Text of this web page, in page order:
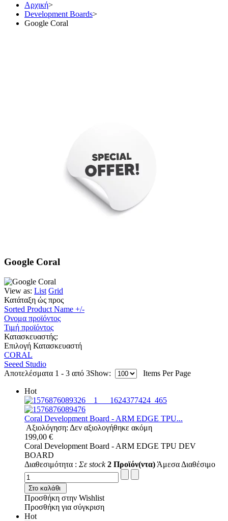
Αρχική>
Development Boards>
Google Coral
Google Coral
View as: List Grid
Κατάταξη ώς προς
Sorted Product Name +/-
Ονομα προϊόντος
Τιμή προϊόντος
Κατασκευαστής:
Επιλογή Κατασκευαστή
CORAL
Seeed Studio
Αποτελέσματα 1 - 3 από 3Show: Items Per Page
Hot
Coral Development Board - ARM EDGE TPU...
Αξιολόγηση: Δεν αξιολογήθηκε ακόμη
199,00 €
Coral Development Board - ARM EDGE TPU DEV
BOARD
Διαθεσιμότητα : Σε stock 2 Προϊόν(ντα) Άμεσα Διαθέσιμο
Στο καλάθι
Προσθήκη στην Wishlist
Προσθήκη για σύγκριση
Hot